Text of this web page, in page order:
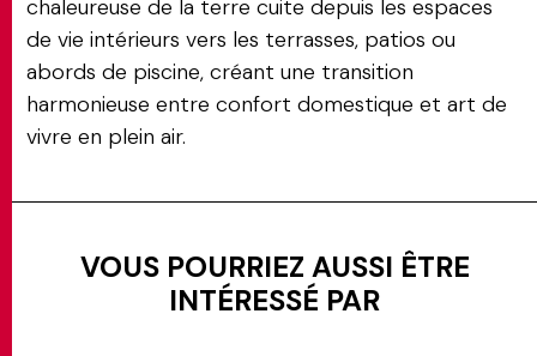
chaleureuse de la terre cuite depuis les espaces
de vie intérieurs vers les terrasses, patios ou
abords de piscine, créant une transition
harmonieuse entre confort domestique et art de
vivre en plein air.
VOUS POURRIEZ AUSSI ÊTRE
INTÉRESSÉ PAR